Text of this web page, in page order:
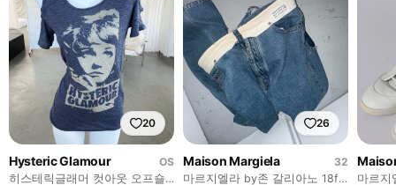
20
Hysteric Glamour
OS
히스테릭글래머 컷아웃 오프숄
26
Maison Margiela
32
마르지엘라 by존 갈리아노 18fw
마르지